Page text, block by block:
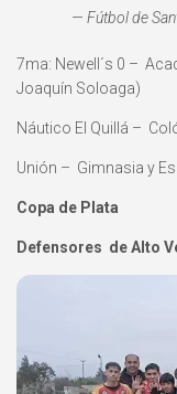
— Fútbol de
7ma: Newell´s 0 –
Joaquín Soloaga)
Náutico El Quillá –
Unión – Gimnasia y
Copa de Plata
Defensores de Alto